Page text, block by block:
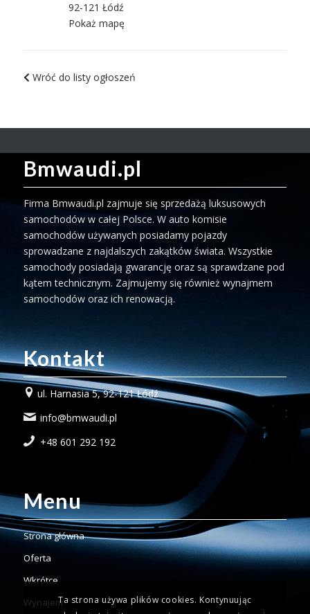
92-121 Łódź
Pokaż mapę
Wróć do listy ogłoszeń
Bmwaudi.pl
Firma Bmwaudi.pl zajmuje się sprzedażą luksusowych
samochodów w całej Polsce. W auto komisie
samochodów używanych posiadamy pojazdy
sprowadzane z najdalszych zakątków świata. Wszystkie
samochody posiadają gwarancję oraz są sprawdzane pod
kątem technicznym. Zajmujemy się również wynajmem
samochodów oraz ich renowacją.
Kontakt
ul. Harnasia 5, 92-121 Łódź
info@bmwaudi.pl
+48 601 292 192
Menu
Strona główna
Oferta
Wkrótce
WynajemTa strona używa plików cookies. Kontynuując